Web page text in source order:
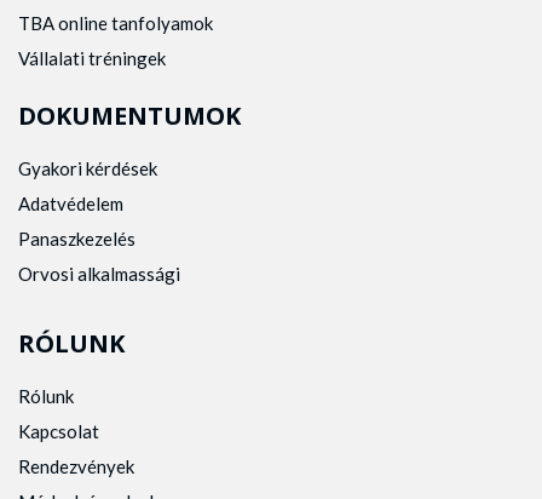
TBA online tanfolyamok
Vállalati tréningek
DOKUMENTUMOK
Gyakori kérdések
Adatvédelem
Panaszkezelés
Orvosi alkalmassági
RÓLUNK
Rólunk
Kapcsolat
Rendezvények